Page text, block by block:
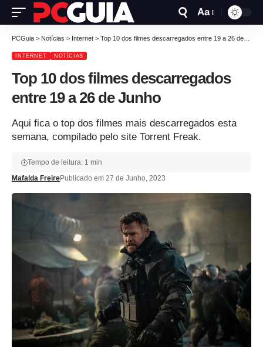
Aa
PCGuia > Notícias > Internet > Top 10 dos filmes descarregados entre 19 a 26 de Junho
INTERNET NOTÍCIAS
Top 10 dos filmes descarregados
entre 19 a 26 de Junho
Aqui fica o top dos filmes mais descarregados esta
semana, compilado pelo site Torrent Freak.
Mafalda FreirePublicado em 27 de Junho, 2023
Tempo de leitura: 1 min